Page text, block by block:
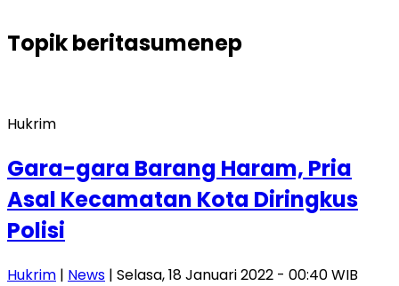
Topikberitasumenep
Hukrim
Gara-gara Barang Haram, Pria
Asal Kecamatan Kota Diringkus
Polisi
Hukrim | News | Selasa, 18 Januari 2022 - 00:40 WIB